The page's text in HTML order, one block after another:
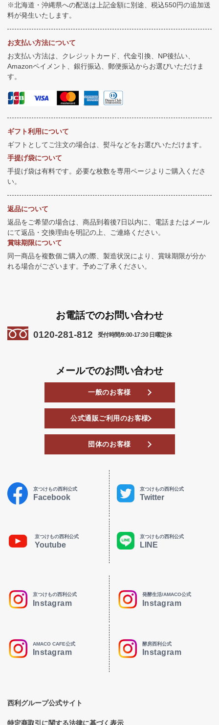
※北海道・沖縄県への配送は上記金額に別途、税込550円の追加送
料が発生いたします。
お支払い方法について
お支払い方法は、クレジットカード、代金引換、NP後払い、
Amazonペイメント、銀行振込、郵便振込からお選びいただけま
す。
ギフト利用について
ギフトとしてご注文の場合は、熨斗などをお選びいただけます。
手提げ袋について
手提げ袋は有料です。必要な枚数を専用ページよりご購入くださ
い。
返品について
返品をご希望の場合は、商品到着後7日以内に、電話またはメール
にて返品・交換理由を明記の上、ご連絡ください。
賞味期限について
同一商品を複数個ご購入の際、製造状況により、賞味期限が分か
れる場合がございます。予めご了承ください。
お電話でのお問い合わせ
0120-281-812 受付時間/9:00-17:30 日曜定休
メールでのお問い合わせ
一般のお客様
公式通販ご利用のお客様
団体のお客様
京つけもの西利公式
Facebook
京つけもの西利公式
Twitter
京つけもの西利公式
Youtube
京つけもの西利公式
LINE
京つけもの西利公式
Instagram
発酵生活/AMACO公式
Instagram
AMACO CAFE公式
Instagram
酵房西利公式
Instagram
西利グループ公式サイト
特定商取引に関する法律に基づく表示